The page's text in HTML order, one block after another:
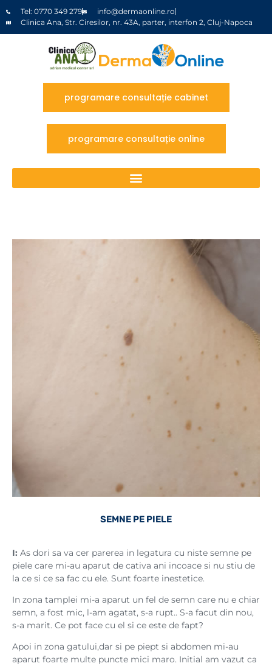
Tel: 0770 349 279
info@dermaonline.ro
Clinica Ana, Str. Ciresilor, nr. 43A, parter, interfon 2, Cluj-Napoca
programare consultație cabinet
programare consultație online
SEMNE PE PIELE
I: As dori sa va cer parerea in legatura cu niste semne pe
piele care mi-au aparut de cativa ani incoace si nu stiu de
la ce si ce sa fac cu ele. Sunt foarte inestetice.
In zona tamplei mi-a aparut un fel de semn care nu e chiar
semn, a fost mic, l-am agatat, s-a rupt.. S-a facut din nou,
s-a marit. Ce pot face cu el si ce este de fapt?
Apoi in zona gatului,dar si pe piept si abdomen mi-au
aparut foarte multe puncte mici maro. Initial am vazut ca